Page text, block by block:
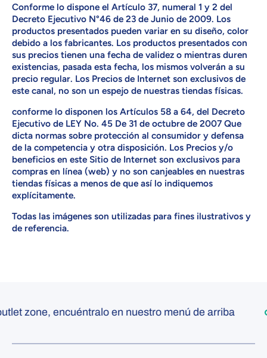
Conforme lo dispone el Artículo 37, numeral 1 y 2 del
Decreto Ejecutivo N°46 de 23 de Junio de 2009. Los
productos presentados pueden variar en su diseño, color
debido a los fabricantes. Los productos presentados con
sus precios tienen una fecha de validez o mientras duren
existencias, pasada esta fecha, los mismos volverán a su
precio regular. Los Precios de Internet son exclusivos de
este canal, no son un espejo de nuestras tiendas físicas.
conforme lo disponen los Artículos 58 a 64, del Decreto
Ejecutivo de LEY No. 45 De 31 de octubre de 2007 Que
dicta normas sobre protección al consumidor y defensa
de la competencia y otra disposición. Los Precios y/o
beneficios en este Sitio de Internet son exclusivos para
compras en línea (web) y no son canjeables en nuestras
tiendas físicas a menos de que así lo indiquemos
explícitamente.
Todas las imágenes son utilizadas para fines ilustrativos y
de referencia.
zone, encuéntralo en nuestro menú de arriba